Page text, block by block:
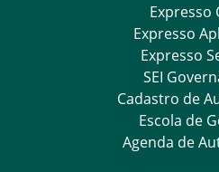
Expresso
Expresso
Expresso
SEI
Cadastro de
Escola de
Agenda de